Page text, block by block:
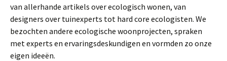
van allerhande artikels over ecologisch wonen, van
designers over tuinexperts tot hard core ecologisten. We
bezochten andere ecologische woonprojecten, spraken
met experts en ervaringsdeskundigen en vormden zo onze
eigen ideeën.